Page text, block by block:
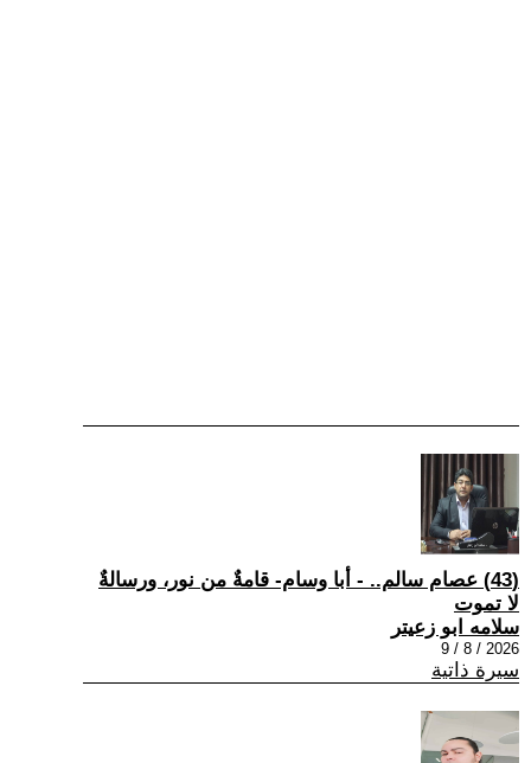
(43) عصام سالم.. - أبا وسام- قامةٌ من نور، ورسالةٌ
لا تموت
سلامه ابو زعيتر
2026 / 8 / 9
سيرة ذاتية